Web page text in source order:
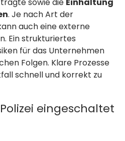
. Je nach Art der
auch eine externe
Ein strukturiertes
für das Unternehmen
Folgen. Klare Prozesse
schnell und korrekt zu
eingeschaltet